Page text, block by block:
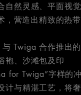
自然灵感、平面视
营造出精致的热带
Twiga 合作推出
袍、沙滩包及印
for Twiga”字样的
计与精湛工艺，将